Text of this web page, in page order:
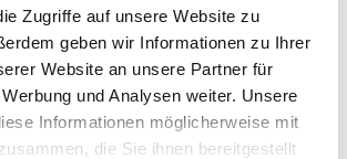
Zugriffe auf unsere Website zu
geben wir Informationen zu Ihrer
Website an unsere Partner für
und Analysen weiter. Unsere
Informationen möglicherweise mit
die Sie ihnen bereitgestellt
für die Vielseitigkeit
|30. Juli 2015|Mit Sicherheit
News
für unsere Vielseitigkeitsreiter „An
ich optimale